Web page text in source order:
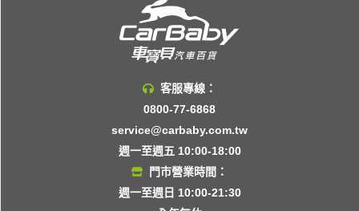
客服專線：
0800-77-6868
service@carbaby.com.tw
週一至週五 10:00-18:00
門市營業時間：
週一至週日 10:00-21:30